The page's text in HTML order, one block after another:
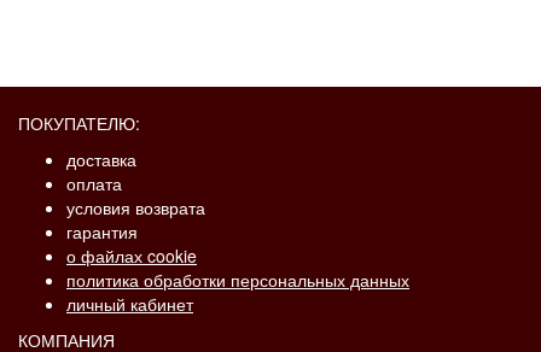
ПОКУПАТЕЛЮ:
доставка
оплата
условия возврата
гарантия
о файлах cookie
политика обработки персональных данных
личный кабинет
КОМПАНИЯ